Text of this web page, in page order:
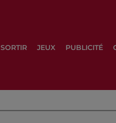
SORTIR JEUX PUBLICITÉ